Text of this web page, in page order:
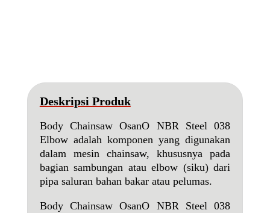
Deskripsi Produk
Body Chainsaw OsanO NBR Steel 038
Elbow adalah komponen yang digunakan
dalam mesin chainsaw, khususnya pada
bagian sambungan atau elbow (siku) dari
pipa saluran bahan bakar atau pelumas.
Body Chainsaw OsanO NBR Steel 038